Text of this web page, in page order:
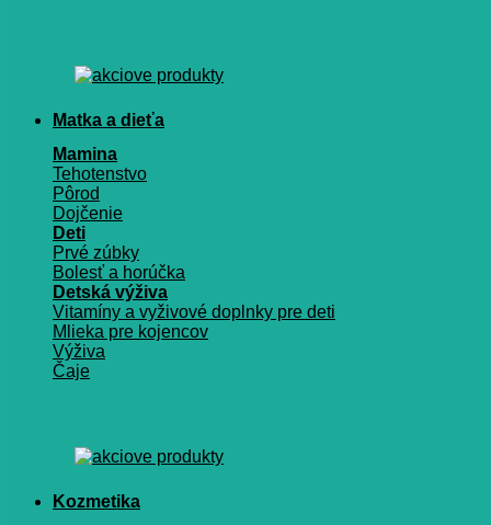
Matka a dieťa
Mamina
Tehotenstvo
Pôrod
Dojčenie
Deti
Prvé zúbky
Bolesť a horúčka
Detská výživa
Vitamíny a vyživové doplnky pre deti
Mlieka pre kojencov
Výživa
Čaje
Kozmetika